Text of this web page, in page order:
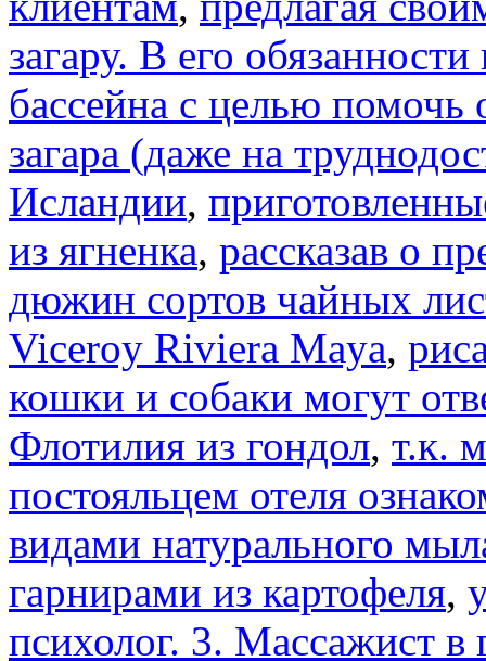
загару. В его
бассейна с целью
загара (даже на
Исландии,
из ягненка, рассказав о
дюжин сортов чайных
Viceroy Riviera Maya,
кошки и собаки могут
Флотилия из гондол, т.к.
постояльцем отеля
видами натурального
гарнирами из картофеля,
психолог. 3. Массажист в